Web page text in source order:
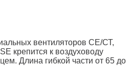
вентиляторов СЕ/СТ,
крепится к воздуховоду
Длина гибкой части от 65 до